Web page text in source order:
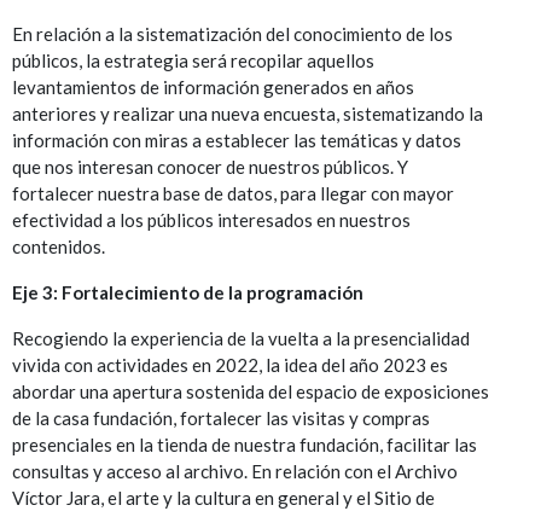
En relación a la sistematización del conocimiento de los
públicos, la estrategia será recopilar aquellos
levantamientos de información generados en años
anteriores y realizar una nueva encuesta, sistematizando la
información con miras a establecer las temáticas y datos
que nos interesan conocer de nuestros públicos. Y
fortalecer nuestra base de datos, para llegar con mayor
efectividad a los públicos interesados en nuestros
contenidos.
Eje 3: Fortalecimiento de la programación
Recogiendo la experiencia de la vuelta a la presencialidad
vivida con actividades en 2022, la idea del año 2023 es
abordar una apertura sostenida del espacio de exposiciones
de la casa fundación, fortalecer las visitas y compras
presenciales en la tienda de nuestra fundación, facilitar las
consultas y acceso al archivo. En relación con el Archivo
Víctor Jara, el arte y la cultura en general y el Sitio de